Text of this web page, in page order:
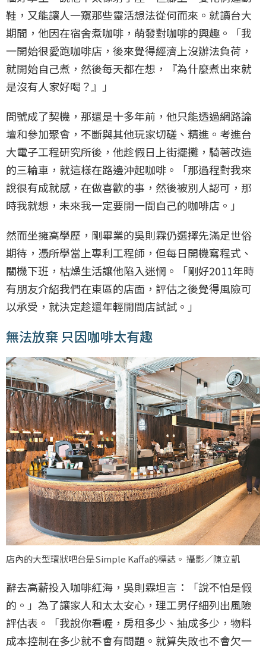
鞋，又能讓人一窺那些靈活想法從何而來。就讀台大
期間，他因在宿舍煮咖啡，萌發對咖啡的興趣。「我
一開始很愛跑咖啡店，後來覺得經濟上沒辦法負荷，
就開始自己煮，然後每天都在想，『為什麼煮出來就
是沒有人家好喝？』」
問號成了契機，那還是十多年前，他只能透過網路論
壇和參加聚會，不斷與其他玩家切磋、精進。考進台
大電子工程研究所後，他趁假日上街擺攤，騎著改造
的三輪車，就這樣在路邊沖起咖啡。「那過程對我來
說很有成就感，在做喜歡的事，然後被別人認可，那
時我就想，未來我一定要開一間自己的咖啡店。」
然而坐擁高學歷，剛畢業的吳則霖仍選擇先滿足世俗
期待，憑所學當上專利工程師，但每日開機寫程式、
關機下班，枯燥生活讓他陷入迷惘。「剛好2011年時
有朋友介紹我們在東區的店面，評估之後覺得風險可
以承受，就決定趁還年輕開間店試試。」
無法放棄 只因咖啡太有趣
店內的大型環狀吧台是Simple Kaffa的標誌。 攝影／陳立凱
辭去高薪投入咖啡紅海，吳則霖坦言：「說不怕是假
的。」為了讓家人和太太安心，理工男仔細列出風險
評估表。「我說你看喔，房租多少、抽成多少，物料
成本控制在多少就不會有問題。就算失敗也不會欠一